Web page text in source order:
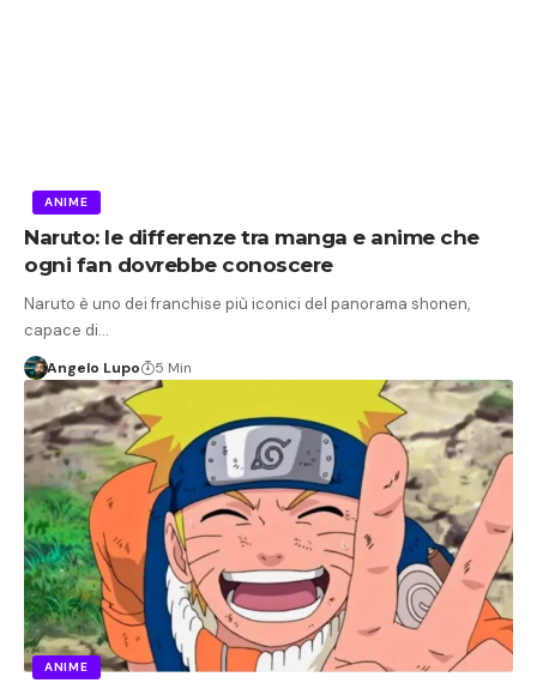
ANIME
Naruto: le differenze tra manga e anime che
ogni fan dovrebbe conoscere
Naruto è uno dei franchise più iconici del panorama shonen,
capace di…
Angelo Lupo 5 Min
ANIME